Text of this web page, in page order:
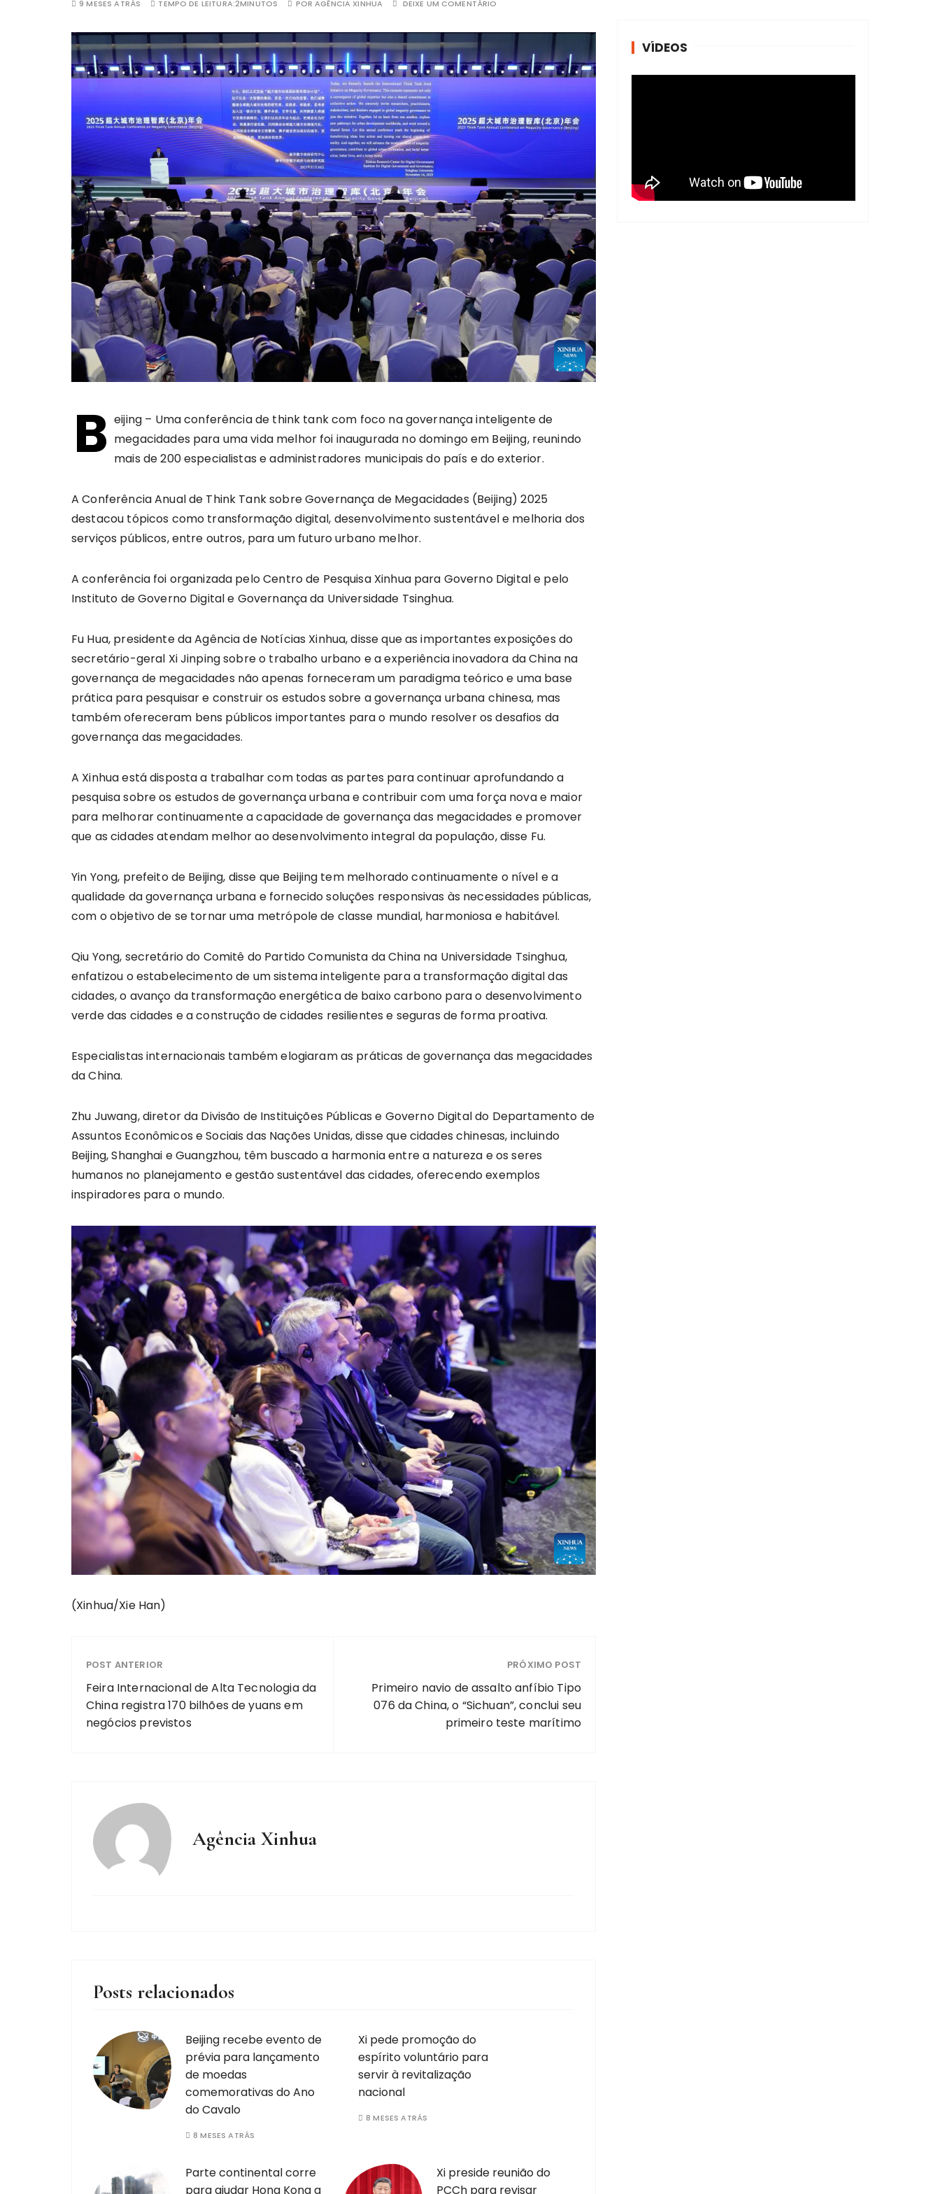
9 MESES ATRÁS TEMPO DE LEITURA:2MINUTOS PORAGÊNCIA XINHUA DEIXE UM COMENTÁRIO
B eijing – Uma conferência de think tank com foco na governança inteligente de
megacidades para uma vida melhor foi inaugurada no domingo em Beijing, reunindo
mais de 200 especialistas e administradores municipais do país e do exterior.
A Conferência Anual de Think Tank sobre Governança de Megacidades (Beijing) 2025
destacou tópicos como transformação digital, desenvolvimento sustentável e melhoria dos
serviços públicos, entre outros, para um futuro urbano melhor.
A conferência foi organizada pelo Centro de Pesquisa Xinhua para Governo Digital e pelo
Instituto de Governo Digital e Governança da Universidade Tsinghua.
Fu Hua, presidente da Agência de Notícias Xinhua, disse que as importantes exposições do
secretário-geral Xi Jinping sobre o trabalho urbano e a experiência inovadora da China na
governança de megacidades não apenas forneceram um paradigma teórico e uma base
prática para pesquisar e construir os estudos sobre a governança urbana chinesa, mas
também ofereceram bens públicos importantes para o mundo resolver os desafios da
governança das megacidades.
A Xinhua está disposta a trabalhar com todas as partes para continuar aprofundando a
pesquisa sobre os estudos de governança urbana e contribuir com uma força nova e maior
para melhorar continuamente a capacidade de governança das megacidades e promover
que as cidades atendam melhor ao desenvolvimento integral da população, disse Fu.
Yin Yong, prefeito de Beijing, disse que Beijing tem melhorado continuamente o nível e a
qualidade da governança urbana e fornecido soluções responsivas às necessidades públicas,
com o objetivo de se tornar uma metrópole de classe mundial, harmoniosa e habitável.
Qiu Yong, secretário do Comitê do Partido Comunista da China na Universidade Tsinghua,
enfatizou o estabelecimento de um sistema inteligente para a transformação digital das
cidades, o avanço da transformação energética de baixo carbono para o desenvolvimento
verde das cidades e a construção de cidades resilientes e seguras de forma proativa.
Especialistas internacionais também elogiaram as práticas de governança das megacidades
da China.
Zhu Juwang, diretor da Divisão de Instituições Públicas e Governo Digital do Departamento de
Assuntos Econômicos e Sociais das Nações Unidas, disse que cidades chinesas, incluindo
Beijing, Shanghai e Guangzhou, têm buscado a harmonia entre a natureza e os seres
humanos no planejamento e gestão sustentável das cidades, oferecendo exemplos
inspiradores para o mundo.
(Xinhua/Xie Han)
POST ANTERIOR
Feira Internacional de Alta Tecnologia da
China registra 170 bilhões de yuans em
negócios previstos
PRÓXIMO POST
Primeiro navio de assalto anfíbio Tipo
076 da China, o “Sichuan”, conclui seu
primeiro teste marítimo
Agência Xinhua
Posts relacionados
Beijing recebe evento de
prévia para lançamento
de moedas
comemorativas do Ano
do Cavalo
8 MESES ATRÁS
Xi pede promoção do
espírito voluntário para
servir à revitalização
nacional
8 MESES ATRÁS
Parte continental corre
para ajudar Hong Kong a
Xi preside reunião do
PCCh para revisar
VÍDEOS